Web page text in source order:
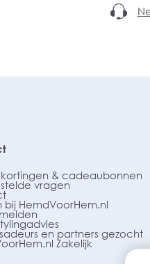
& cadeaubonnen
vragen
bij HemdVoorHem.nl
en partners gezocht
Zakelijk